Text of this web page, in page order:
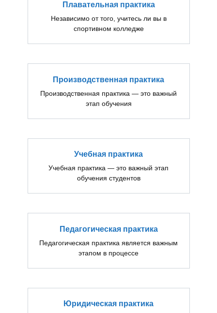
Плавательная практика
Независимо от того, учитесь ли вы в
спортивном колледже
Производственная практика
Производственная практика — это важный
этап обучения
Учебная практика
Учебная практика — это важный этап
обучения студентов
Педагогическая практика
Педагогическая практика является важным
этапом в процессе
Юридическая практика